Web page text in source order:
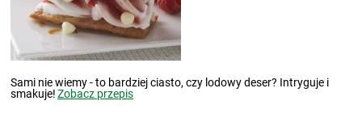
Sami nie wiemy - to bardziej ciasto, czy lodowy deser? Intryguje i
smakuje!Zobacz przepis